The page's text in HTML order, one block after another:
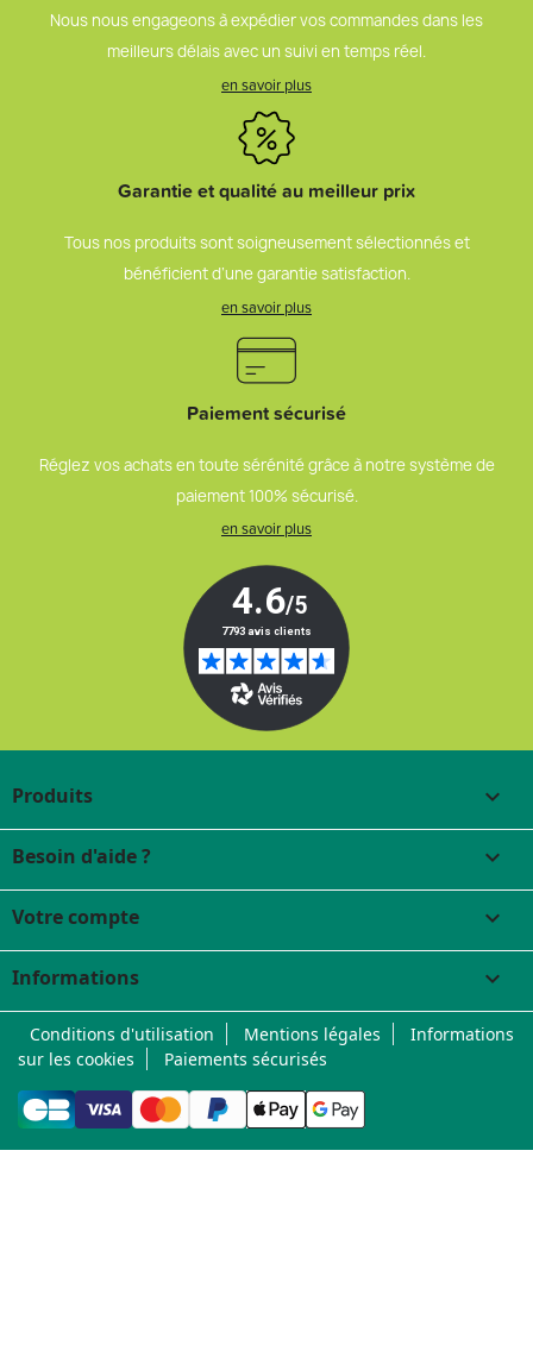
Nous nous engageons à expédier vos commandes dans les
meilleurs délais avec un suivi en temps réel.
en savoir plus
Garantie et qualité au meilleur prix
Tous nos produits sont soigneusement sélectionnés et
bénéficient d’une garantie satisfaction.
en savoir plus
Paiement sécurisé
Réglez vos achats en toute sérénité grâce à notre système de
paiement 100% sécurisé.
en savoir plus
Produits 
Besoin d'aide ? 
Votre compte 
Informations keyboard_arrow_down
Conditions d'utilisation Mentions légales
Informations
sur les cookies
Paiements sécurisés